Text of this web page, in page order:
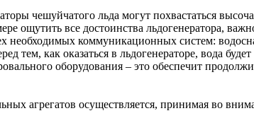
чешуйчатого льда могут похвастаться
ощутить все достоинства льдогенератора,
необходимых коммуникационных систем:
тем, как оказаться в льдогенераторе, вода
оборудования – это обеспечит
агрегатов осуществляется, принимая во